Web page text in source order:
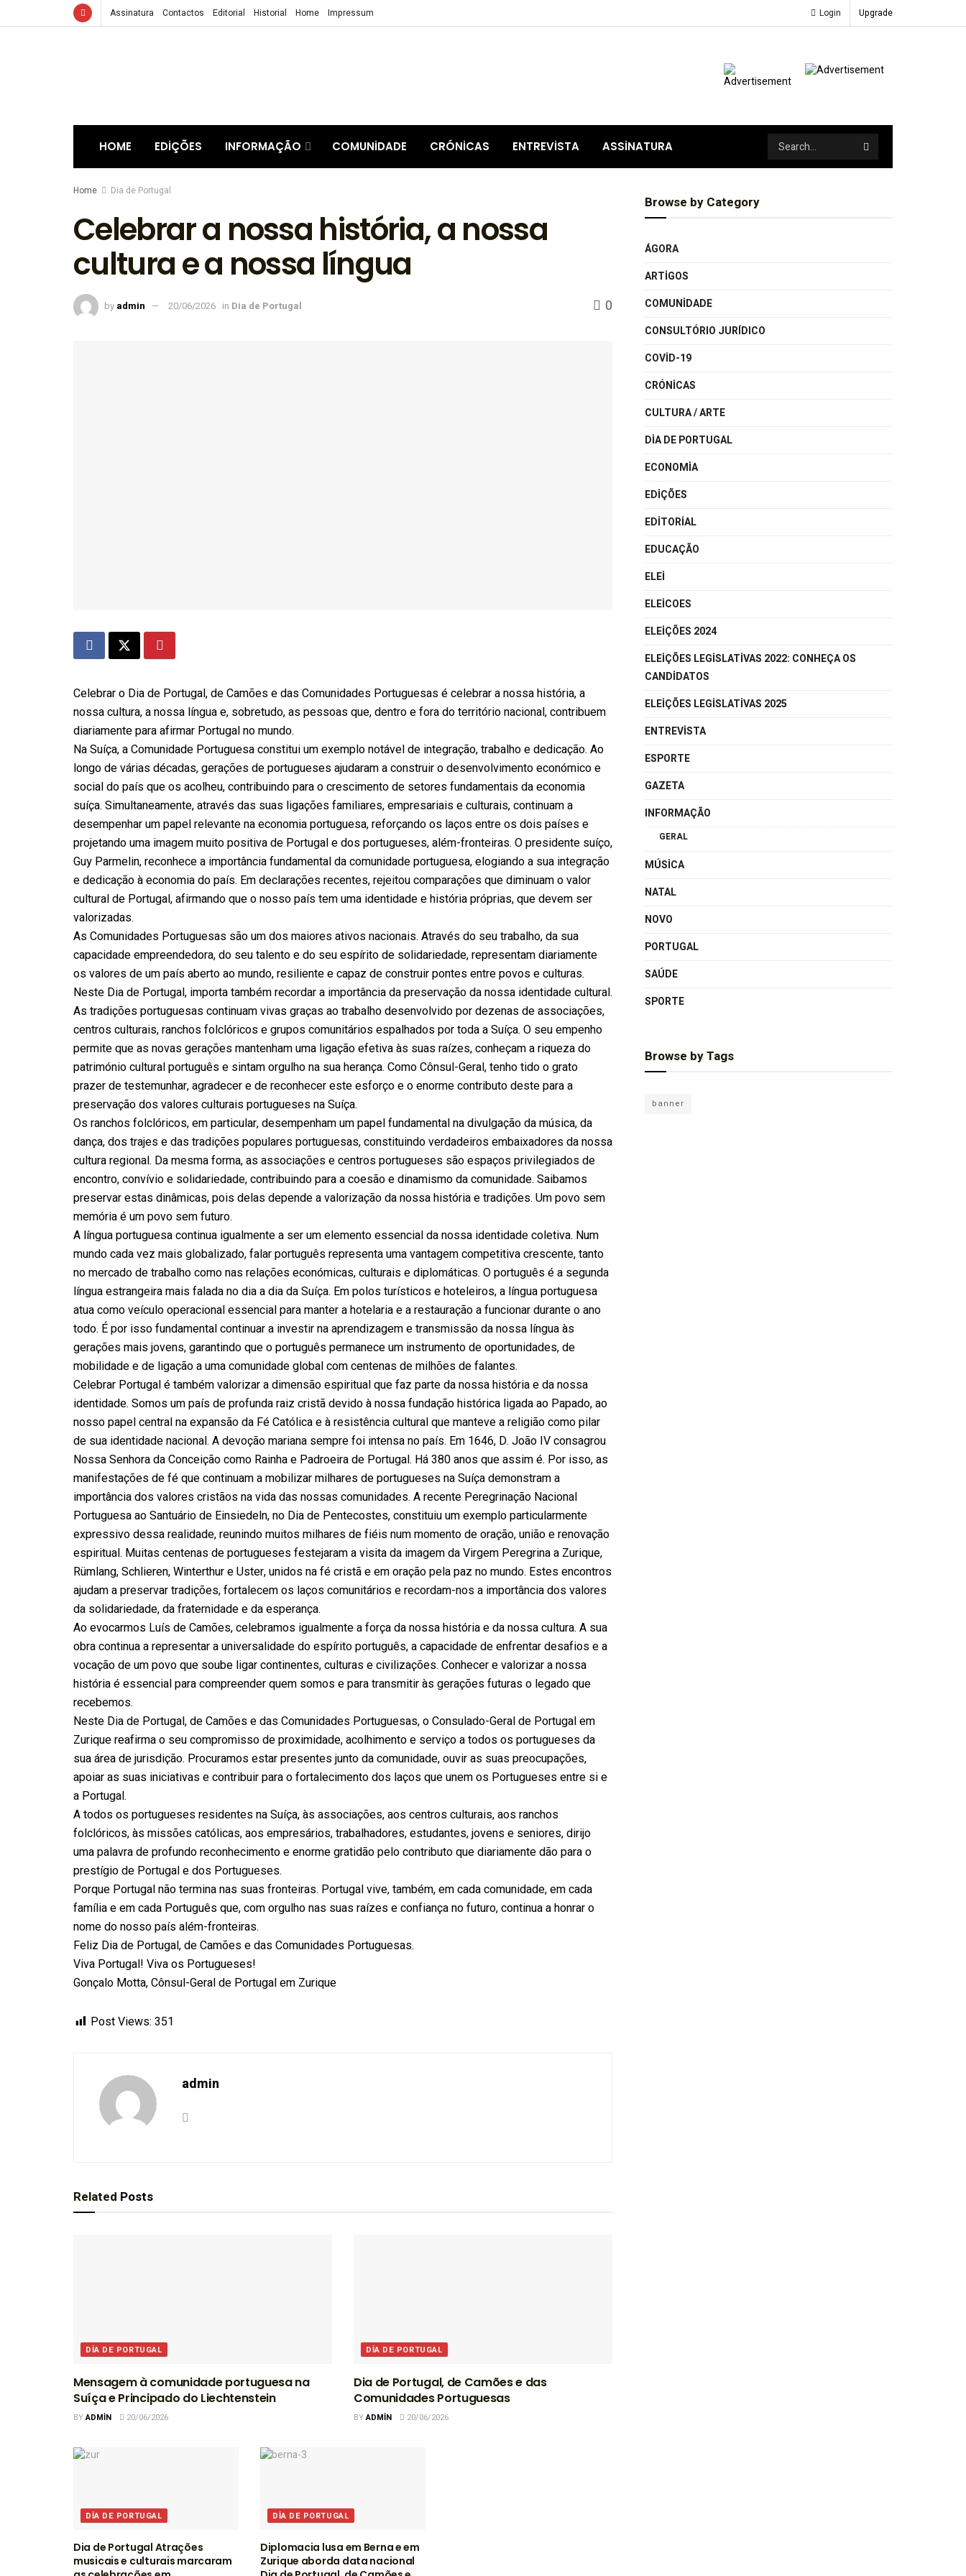
Assinatura Contactos Editorial Historial Home Impressum Login Upgrade
HOME EDIÇÕES INFORMAÇÃO COMUNIDADE CRÓNICAS ENTREVISTA ASSINATURA
Home Dia de Portugal
Celebrar a nossa história, a nossa
cultura e a nossa língua
by admin 20/06/2026 in Dia de Portugal 0
Celebrar o Dia de Portugal, de Camões e das Comunidades Portuguesas é celebrar a nossa história, a
nossa cultura, a nossa língua e, sobretudo, as pessoas que, dentro e fora do território nacional, contribuem
diariamente para afirmar Portugal no mundo.
Na Suíça, a Comunidade Portuguesa constitui um exemplo notável de integração, trabalho e dedicação. Ao
longo de várias décadas, gerações de portugueses ajudaram a construir o desenvolvimento económico e
social do país que os acolheu, contribuindo para o crescimento de setores fundamentais da economia
suíça. Simultaneamente, através das suas ligações familiares, empresariais e culturais, continuam a
desempenhar um papel relevante na economia portuguesa, reforçando os laços entre os dois países e
projetando uma imagem muito positiva de Portugal e dos portugueses, além-fronteiras. O presidente suíço,
Guy Parmelin, reconhece a importância fundamental da comunidade portuguesa, elogiando a sua integração
e dedicação à economia do país. Em declarações recentes, rejeitou comparações que diminuam o valor
cultural de Portugal, afirmando que o nosso país tem uma identidade e história próprias, que devem ser
valorizadas.
As Comunidades Portuguesas são um dos maiores ativos nacionais. Através do seu trabalho, da sua
capacidade empreendedora, do seu talento e do seu espírito de solidariedade, representam diariamente
os valores de um país aberto ao mundo, resiliente e capaz de construir pontes entre povos e culturas.
Neste Dia de Portugal, importa também recordar a importância da preservação da nossa identidade cultural.
As tradições portuguesas continuam vivas graças ao trabalho desenvolvido por dezenas de associações,
centros culturais, ranchos folclóricos e grupos comunitários espalhados por toda a Suíça. O seu empenho
permite que as novas gerações mantenham uma ligação efetiva às suas raízes, conheçam a riqueza do
património cultural português e sintam orgulho na sua herança. Como Cônsul-Geral, tenho tido o grato
prazer de testemunhar, agradecer e de reconhecer este esforço e o enorme contributo deste para a
preservação dos valores culturais portugueses na Suíça.
Os ranchos folclóricos, em particular, desempenham um papel fundamental na divulgação da música, da
dança, dos trajes e das tradições populares portuguesas, constituindo verdadeiros embaixadores da nossa
cultura regional. Da mesma forma, as associações e centros portugueses são espaços privilegiados de
encontro, convívio e solidariedade, contribuindo para a coesão e dinamismo da comunidade. Saibamos
preservar estas dinâmicas, pois delas depende a valorização da nossa história e tradições. Um povo sem
memória é um povo sem futuro.
A língua portuguesa continua igualmente a ser um elemento essencial da nossa identidade coletiva. Num
mundo cada vez mais globalizado, falar português representa uma vantagem competitiva crescente, tanto
no mercado de trabalho como nas relações económicas, culturais e diplomáticas. O português é a segunda
língua estrangeira mais falada no dia a dia da Suíça. Em polos turísticos e hoteleiros, a língua portuguesa
atua como veículo operacional essencial para manter a hotelaria e a restauração a funcionar durante o ano
todo. É por isso fundamental continuar a investir na aprendizagem e transmissão da nossa língua às
gerações mais jovens, garantindo que o português permanece um instrumento de oportunidades, de
mobilidade e de ligação a uma comunidade global com centenas de milhões de falantes.
Celebrar Portugal é também valorizar a dimensão espiritual que faz parte da nossa história e da nossa
identidade. Somos um país de profunda raiz cristã devido à nossa fundação histórica ligada ao Papado, ao
nosso papel central na expansão da Fé Católica e à resistência cultural que manteve a religião como pilar
de sua identidade nacional. A devoção mariana sempre foi intensa no país. Em 1646, D. João IV consagrou
Nossa Senhora da Conceição como Rainha e Padroeira de Portugal. Há 380 anos que assim é. Por isso, as
manifestações de fé que continuam a mobilizar milhares de portugueses na Suíça demonstram a
importância dos valores cristãos na vida das nossas comunidades. A recente Peregrinação Nacional
Portuguesa ao Santuário de Einsiedeln, no Dia de Pentecostes, constituiu um exemplo particularmente
expressivo dessa realidade, reunindo muitos milhares de fiéis num momento de oração, união e renovação
espiritual. Muitas centenas de portugueses festejaram a visita da imagem da Virgem Peregrina a Zurique,
Rümlang, Schlieren, Winterthur e Uster, unidos na fé cristã e em oração pela paz no mundo. Estes encontros
ajudam a preservar tradições, fortalecem os laços comunitários e recordam-nos a importância dos valores
da solidariedade, da fraternidade e da esperança.
Ao evocarmos Luís de Camões, celebramos igualmente a força da nossa história e da nossa cultura. A sua
obra continua a representar a universalidade do espírito português, a capacidade de enfrentar desafios e a
vocação de um povo que soube ligar continentes, culturas e civilizações. Conhecer e valorizar a nossa
história é essencial para compreender quem somos e para transmitir às gerações futuras o legado que
recebemos.
Neste Dia de Portugal, de Camões e das Comunidades Portuguesas, o Consulado-Geral de Portugal em
Zurique reafirma o seu compromisso de proximidade, acolhimento e serviço a todos os portugueses da
sua área de jurisdição. Procuramos estar presentes junto da comunidade, ouvir as suas preocupações,
apoiar as suas iniciativas e contribuir para o fortalecimento dos laços que unem os Portugueses entre si e
a Portugal.
A todos os portugueses residentes na Suíça, às associações, aos centros culturais, aos ranchos
folclóricos, às missões católicas, aos empresários, trabalhadores, estudantes, jovens e seniores, dirijo
uma palavra de profundo reconhecimento e enorme gratidão pelo contributo que diariamente dão para o
prestígio de Portugal e dos Portugueses.
Porque Portugal não termina nas suas fronteiras. Portugal vive, também, em cada comunidade, em cada
família e em cada Português que, com orgulho nas suas raízes e confiança no futuro, continua a honrar o
nome do nosso país além-fronteiras.
Feliz Dia de Portugal, de Camões e das Comunidades Portuguesas.
Viva Portugal! Viva os Portugueses!
Gonçalo Motta, Cônsul-Geral de Portugal em Zurique
Post Views: 351
admin
Related Posts
DIA DE PORTUGAL
Mensagem à comunidade portuguesa na
Suíça e Principado do Liechtenstein
BYADMIN 20/06/2026
DIA DE PORTUGAL
Dia de Portugal, de Camões e das
Comunidades Portuguesas
BYADMIN 20/06/2026
DIA DE PORTUGAL
Dia de Portugal Atrações
musicais e culturais marcaram
DIA DE PORTUGAL
Diplomacia lusa em Berna e em
Zurique aborda data nacional
Browse by Category
ÁGORA
ARTIGOS
COMUNIDADE
CONSULTÓRIO JURÍDICO
COVID-19
CRÓNICAS
CULTURA / ARTE
DIA DE PORTUGAL
ECONOMIA
EDIÇÕES
EDITORIAL
EDUCAÇÃO
ELEI
ELEICOES
ELEIÇÕES 2024
ELEIÇÕES LEGISLATIVAS 2022: CONHEÇA OS
CANDIDATOS
ELEIÇÕES LEGISLATIVAS 2025
ENTREVISTA
ESPORTE
GAZETA
INFORMAÇÃO
GERAL
MÚSICA
NATAL
NOVO
PORTUGAL
SAÚDE
SPORTE
Browse by Tags
banner